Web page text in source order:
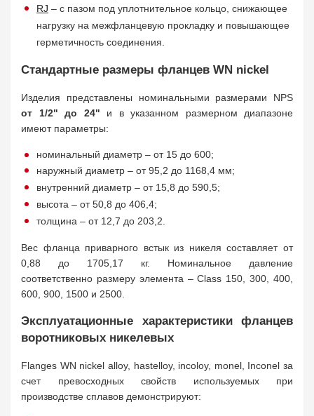
RJ – с пазом под уплотнительное кольцо, снижающее
нагрузку на межфланцевую прокладку и повышающее
герметичность соединения.
Стандартные размеры фланцев WN nickel
Изделия представлены номинальными размерами NPS
от 1/2" до 24" и в указанном размерном диапазоне
имеют параметры:
номинальный диаметр – от 15 до 600;
наружный диаметр – от 95,2 до 1168,4 мм;
внутренний диаметр – от 15,8 до 590,5;
высота – от 50,8 до 406,4;
толщина – от 12,7 до 203,2.
Вес фланца приварного встык из никеля составляет от
0,88 до 1705,17 кг. Номинальное давление
соответственно размеру элемента – Class 150, 300, 400,
600, 900, 1500 и 2500.
Эксплуатационные характеристики фланцев
воротниковых никелевых
Flanges WN nickel alloy, hastelloy, incoloy, monel, Inconel за
счет превосходных свойств используемых при
производстве сплавов демонстрируют: